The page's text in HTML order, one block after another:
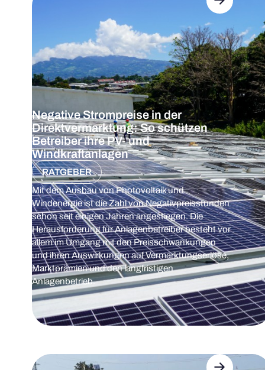
Negative Strompreise in der
Direktvermarktung: So schützen
Betreiber ihre PV- und
Windkraftanlagen
RATGEBER
Mit dem Ausbau von Photovoltaik und
Windenergie ist die Zahl von Negativpreisstunden
schon seit einigen Jahren angestiegen. Die
Herausforderung für Anlagenbetreiber besteht vor
allem im Umgang mit den Preisschwankungen
und ihren Auswirkungen auf Vermarktungserlöse,
Marktprämien und den langfristigen
Anlagenbetrieb.